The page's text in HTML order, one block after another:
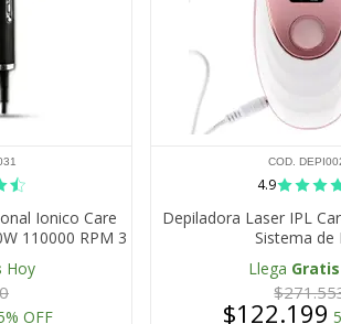
Ionico Care
110000 RPM 3
Anti Frizz
Hoy
OFF
COD.
4.9
Depiladora Laser IPL
Sistema de
Llega Gratis
$122.199